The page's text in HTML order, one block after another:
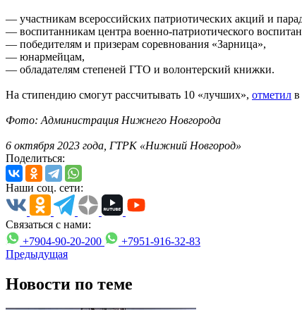
— участникам всероссийских патриотических акций и
— воспитанникам центра военно-патриотического
— победителям и призерам соревнования «Зарница»,
— юнармейцам,
— обладателям степеней ГТО и волонтерский книжки.
На стипендию смогут рассчитывать 10 «лучших», отметил в
Фото: Администрация Нижнего Новгорода
6 октября 2023 года, ГТРК «Нижний Новгород»
Поделиться:
Наши соц. сети:
Связаться с нами:
+7904-90-20-200
+7951-916-32-83
Предыдущая
Новости по теме